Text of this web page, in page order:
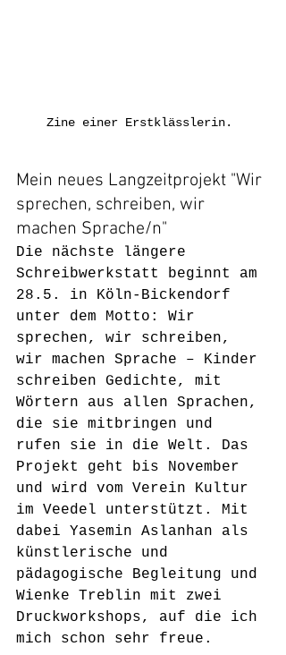
Zine einer Erstklässlerin.
Mein neues Langzeitprojekt "Wir
sprechen, schreiben, wir
machen Sprache/n"
Die nächste längere
Schreibwerkstatt beginnt am
28.5. in Köln-Bickendorf
unter dem Motto: Wir
sprechen, wir schreiben,
wir machen Sprache – Kinder
schreiben Gedichte, mit
Wörtern aus allen Sprachen,
die sie mitbringen und
rufen sie in die Welt. Das
Projekt geht bis November
und wird vom Verein Kultur
im Veedel unterstützt. Mit
dabei Yasemin Aslanhan als
künstlerische und
pädagogische Begleitung und
Wienke Treblin mit zwei
Druckworkshops, auf die ich
mich schon sehr freue.